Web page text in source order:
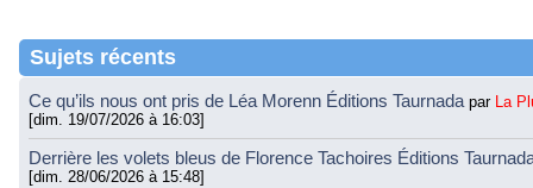
Sujets récents
Ce qu’ils nous ont pris de Léa Morenn Éditions Taurnada par La
[dim. 19/07/2026 à 16:03]
Derrière les volets bleus de Florence Tachoires Éditions
[dim. 28/06/2026 à 15:48]